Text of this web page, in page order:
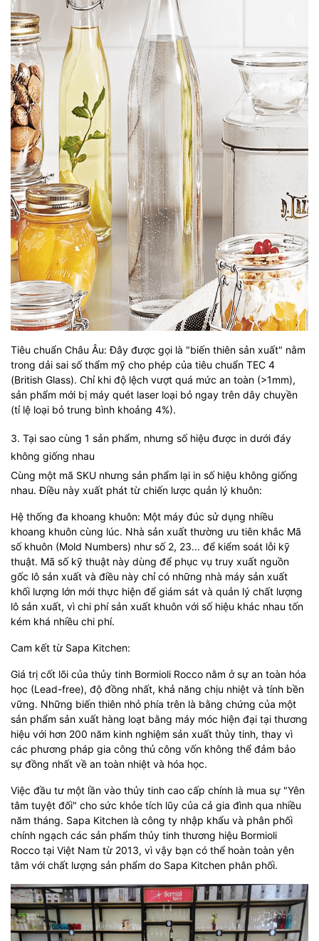
Tiêu chuẩn Châu Âu: Đây được gọi là "biến thiên sản xuất" nằm
trong dải sai số thẩm mỹ cho phép của tiêu chuẩn TEC 4
(British Glass). Chỉ khi độ lệch vượt quá mức an toàn (>1mm),
sản phẩm mới bị máy quét laser loại bỏ ngay trên dây chuyền
(tỉ lệ loại bỏ trung bình khoảng 4%).
3. Tại sao cùng 1 sản phẩm, nhưng số hiệu được in dưới đáy
không giống nhau
Cùng một mã SKU nhưng sản phẩm lại in số hiệu không giống
nhau. Điều này xuất phát từ chiến lược quản lý khuôn:
Hệ thống đa khoang khuôn: Một máy đúc sử dụng nhiều
khoang khuôn cùng lúc. Nhà sản xuất thường ưu tiên khắc Mã
số khuôn (Mold Numbers) như số 2, 23... để kiểm soát lỗi kỹ
thuật. Mã số kỹ thuật này dùng để phục vụ truy xuất nguồn
gốc lô sản xuất và điều này chỉ có những nhà máy sản xuất
khối lượng lớn mới thực hiện để giám sát và quản lý chất lượng
lô sản xuất, vì chi phí sản xuất khuôn với số hiệu khác nhau tốn
kém khá nhiều chi phí.
Cam kết từ Sapa Kitchen:
Giá trị cốt lõi của thủy tinh Bormioli Rocco nằm ở sự an toàn hóa
học (Lead-free), độ đồng nhất, khả năng chịu nhiệt và tính bền
vững. Những biến thiên nhỏ phía trên là bằng chứng của một
sản phẩm sản xuất hàng loạt bằng máy móc hiện đại tại thương
hiệu với hơn 200 năm kinh nghiệm sản xuất thủy tinh, thay vì
các phương pháp gia công thủ công vốn không thể đảm bảo
sự đồng nhất về an toàn nhiệt và hóa học.
Việc đầu tư một lần vào thủy tinh cao cấp chính là mua sự "Yên
tâm tuyệt đối" cho sức khỏe tích lũy của cả gia đình qua nhiều
năm tháng. Sapa Kitchen là công ty nhập khẩu và phân phối
chính ngạch các sản phẩm thủy tinh thương hiệu Bormioli
Rocco tại Việt Nam từ 2013, vì vậy bạn có thể hoàn toàn yên
tâm với chất lượng sản phẩm do Sapa Kitchen phân phối.